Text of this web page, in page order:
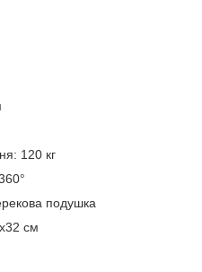
120 кг
подушка
см